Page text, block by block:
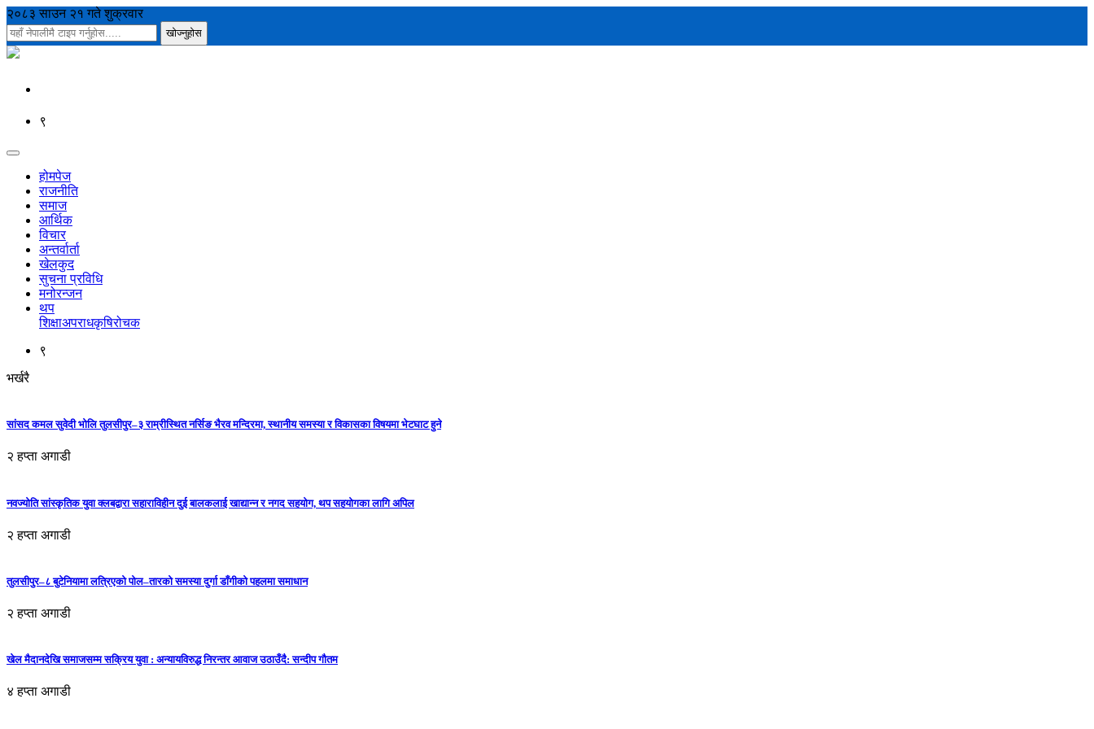
२०८३ साउन २१ गते शुक्रवार
९
होमपेज
राजनीति
समाज
आर्थिक
विचार
अन्तर्वार्ता
खेलकुद
सुचना प्रविधि
मनोरन्जन
थप
शिक्षाअपराधकृषिरोचक
९
भर्खरै
सांसद कमल सुवेदी भोलि तुलसीपुर–३ राम्रीस्थित नर्सिङ भैरव मन्दिरमा, स्थानीय समस्या र विकासका विषयमा भेटघाट हुने
२ हप्ता अगाडी
नवज्योति सांस्कृतिक युवा क्लबद्वारा सहाराविहीन दुई बालकलाई खाद्यान्न र नगद सहयोग, थप सहयोगका लागि अपिल
२ हप्ता अगाडी
तुलसीपुर–८ बुटेनियामा लत्रिएको पोल–तारको समस्या दुर्गा डाँगीको पहलमा समाधान
२ हप्ता अगाडी
खेल मैदानदेखि समाजसम्म सक्रिय युवा : अन्यायविरुद्ध निरन्तर आवाज उठाउँदै: सन्दीप गौतम
४ हप्ता अगाडी